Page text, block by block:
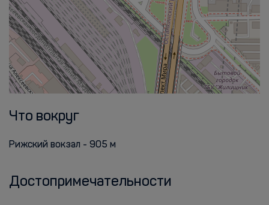
Что вокруг
Рижский вокзал - 905 м
Достопримечательности